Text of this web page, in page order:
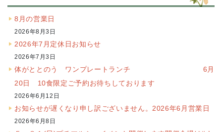
8月の営業日
2026年8月3日
2026年7月定休日お知らせ
2026年7月3日
体がととのう ワンプレートランチ 6月
20日 10食限定ご予約お待ちしております
2026年6月12日
お知らせが遅くなり申し訳ございません。2026年6月営業日
2026年6月8日